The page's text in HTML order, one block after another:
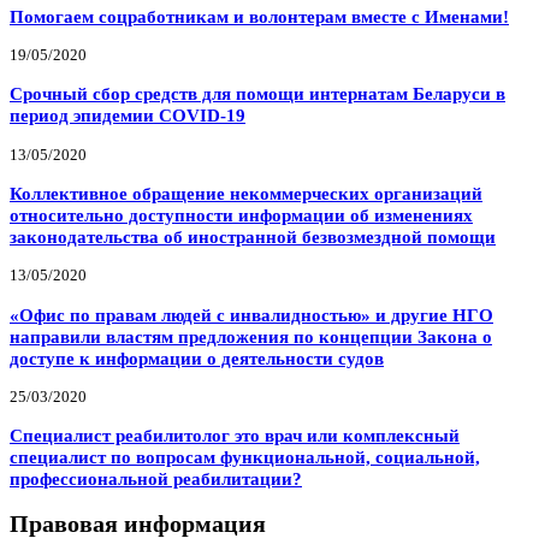
Помогаем соцработникам и волонтерам вместе с Именами!
19/05/2020
Срочный сбор средств для помощи интернатам Беларуси в
период эпидемии COVID-19
13/05/2020
Коллективное обращение некоммерческих организаций
относительно доступности информации об изменениях
законодательства об иностранной безвозмездной помощи
13/05/2020
«Офис по правам людей с инвалидностью» и другие НГО
направили властям предложения по концепции Закона о
доступе к информации о деятельности судов
25/03/2020
Специалист реабилитолог это врач или комплексный
специалист по вопросам функциональной, социальной,
профессиональной реабилитации?
Правовая информация